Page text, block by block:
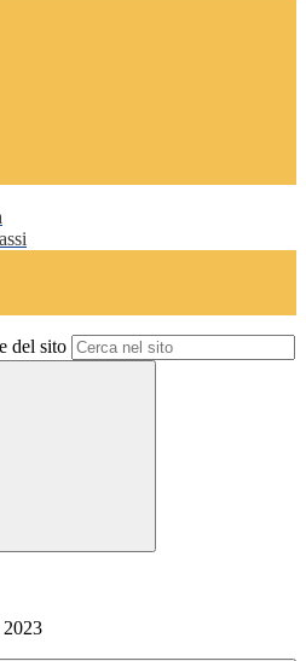
del sito
2023